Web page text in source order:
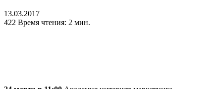
13.03.2017
422 Время чтения: 2 мин.